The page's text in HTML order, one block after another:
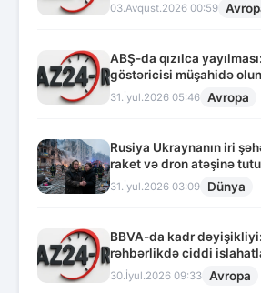
03.Avqust.2026 00:59
ABŞ-da qızılca
göstəricisi müşahidə
31.İyul.2026 05:46 Avropa
Rusiya Ukraynanın iri
raket və dron atəşinə
31.İyul.2026 03:09 Dünya
BBVA-da kadr
rəhbərlikdə ciddi
30.İyul.2026 09:33 Avropa